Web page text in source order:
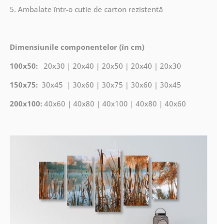
5. Ambalate într-o cutie de carton rezistentă
Dimensiunile componentelor (în cm)
100x50: 20x30 | 20x40 | 20x50 | 20x40 | 20x30
150x75: 30x45 | 30x60 | 30x75 | 30x60 | 30x45
200x100: 40x60 | 40x80 | 40x100 | 40x80 | 40x60